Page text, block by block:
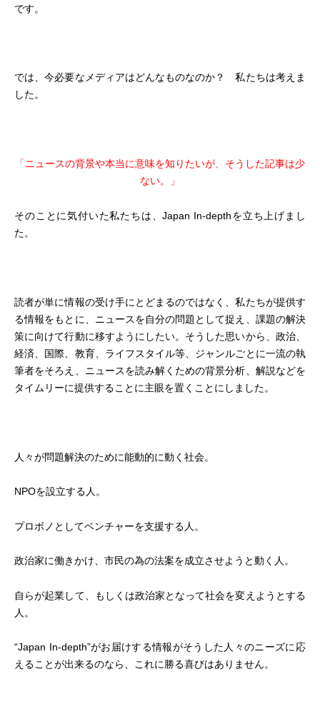
です。
では、今必要なメディアはどんなものなのか？ 私たちは考えま
した。
「ニュースの背景や本当に意味を知りたいが、そうした記事は少
ない。」
そのことに気付いた私たちは、Japan In-depthを立ち上げまし
た。
読者が単に情報の受け手にとどまるのではなく、私たちが提供す
る情報をもとに、ニュースを自分の問題として捉え、課題の解決
策に向けて行動に移すようにしたい。そうした思いから、政治、
経済、国際、教育、ライフスタイル等、ジャンルごとに一流の執
筆者をそろえ、ニュースを読み解くための背景分析、解説などを
タイムリーに提供することに主眼を置くことにしました。
人々が問題解決のために能動的に動く社会。
NPOを設立する人。
プロボノとしてベンチャーを支援する人。
政治家に働きかけ、市民の為の法案を成立させようと動く人。
自らが起業して、もしくは政治家となって社会を変えようとする
人。
“Japan In-depth”がお届けする情報がそうした人々のニーズに応
えることが出来るのなら、これに勝る喜びはありません。